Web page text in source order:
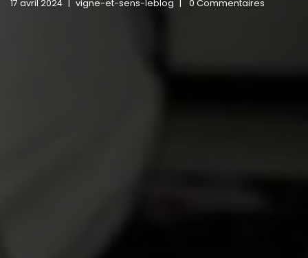
17 avril 2024 | vigne-et-sens-leblog | 0 Commentaires